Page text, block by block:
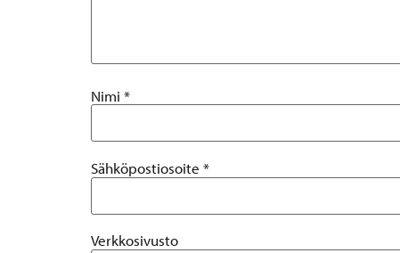
Nimi *
Sähköpostiosoite *
Verkkosivusto